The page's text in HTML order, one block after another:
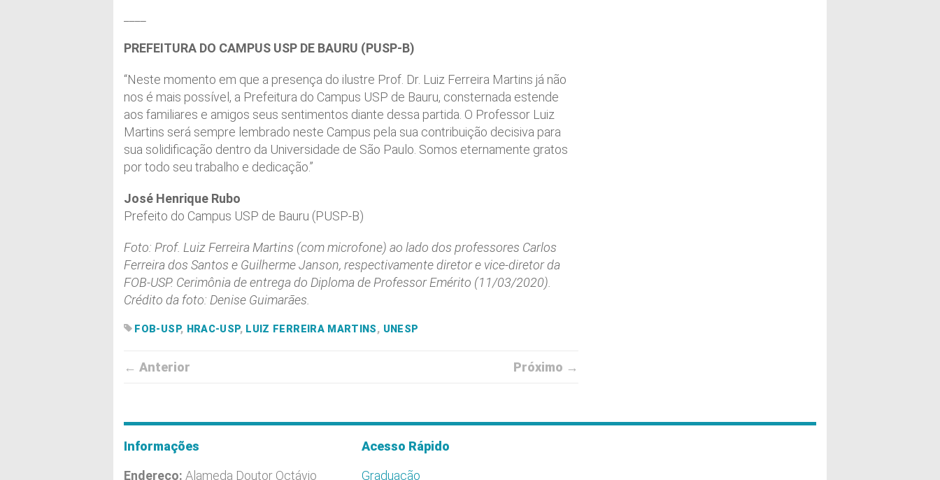
PREFEITURA DO CAMPUS USP DE BAURU (PUSP-B)
“Neste momento em que a presença do ilustre Prof. Dr. Luiz Ferreira Martins já não
nos é mais possível, a Prefeitura do Campus USP de Bauru, consternada estende
aos familiares e amigos seus sentimentos diante dessa partida. O Professor Luiz
Martins será sempre lembrado neste Campus pela sua contribuição decisiva para
sua solidificação dentro da Universidade de São Paulo. Somos eternamente gratos
por todo seu trabalho e dedicação.”
José Henrique Rubo
Prefeito do Campus USP de Bauru (PUSP-B)
Foto: Prof. Luiz Ferreira Martins (com microfone) ao lado dos professores Carlos
Ferreira dos Santos e Guilherme Janson, respectivamente diretor e vice-diretor da
FOB-USP. Cerimônia de entrega do Diploma de Professor Emérito (11/03/2020).
Crédito da foto: Denise Guimarães.
FOB-USP, HRAC-USP, LUIZ FERREIRA MARTINS, UNESP
← Anterior Próximo →
Informações
Endereço: Alameda Doutor Octávio
Acesso Rápido
Graduação